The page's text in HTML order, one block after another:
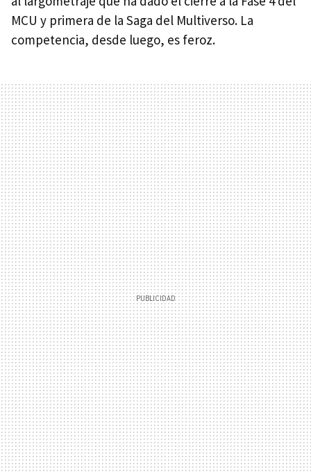
MCU y primera de la Saga del Multiverso. La
competencia, desde luego, es feroz.